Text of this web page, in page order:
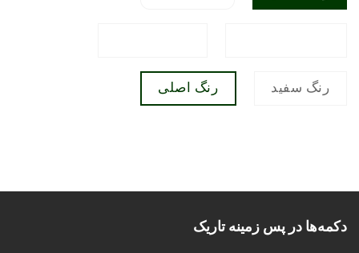
رنگ سفید رنگ اصلی
دکمه‌ها در پس زمینه تاریک